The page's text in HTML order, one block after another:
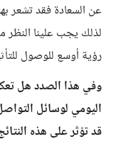
عن السعادة فقد تشعر
لذلك يجب علينا النظر
رؤية أوسع للوصول
وفي هذا الصدد هل
اليومي لوسائل
قد تؤثر على هذه